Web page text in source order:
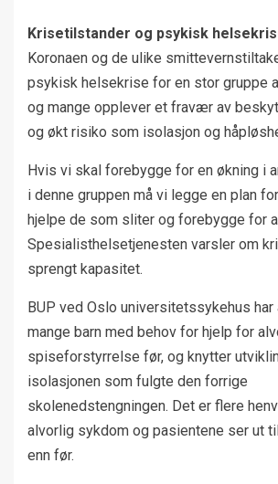
Krisetilstander og psykisk
Koronaen og de ulike
psykisk helsekrise for en stor gruppe
og mange opplever et fravær av
og økt risiko som isolasjon og
Hvis vi skal forebygge for en økning i
i denne gruppen må vi legge en plan
hjelpe de som sliter og forebygge for
Spesialisthelsetjenesten varsler om
sprengt kapasitet.
BUP ved Oslo universitetssykehus
mange barn med behov for hjelp for
spiseforstyrrelse før, og knytter
isolasjonen som fulgte den forrige
skolenedstengningen. Det er flere
alvorlig sykdom og pasientene ser ut
enn før.